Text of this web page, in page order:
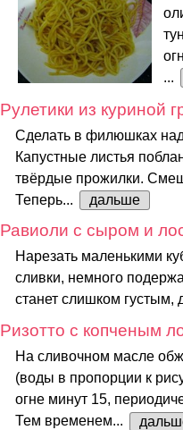
...
Рулетики из куриной
Сделать в филюшках
Капустные листья
твёрдые прожилки.
Теперь...
дальше
Равиоли с сыром и
Нарезать маленькими
сливки, немного
станет слишком густым,
Ризотто с копченым
На сливочном масле
(воды в пропорции к
огне минут 15,
Тем временем...